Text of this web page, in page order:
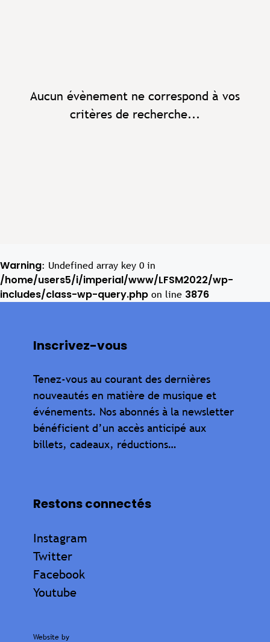
Aucun évènement ne correspond à vos
critères de recherche...
Warning: Undefined array key 0 in
/home/users5/i/imperial/www/LFSM2022/wp-
includes/class-wp-query.php on line 3876
Inscrivez-vous
Tenez-vous au courant des dernières
nouveautés en matière de musique et
événements. Nos abonnés à la newsletter
bénéficient d’un accès anticipé aux
billets, cadeaux, réductions…
Restons connectés
Instagram
Twitter
Facebook
Youtube
Website by